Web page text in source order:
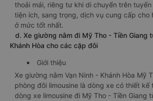
thoải mái, riêng tư khi di chuyển trên
tiện ích, sang trọng, dịch vụ cung cấp cho
ở mức tốt nhất.
d. Xe giường nằm đi Mỹ Tho - Tiền Giang
Khánh Hòa cho các cặp đôi
Giới thiệu
Xe giường nằm Vạn Ninh - Khánh Hòa Mỹ
phòng đôi limousine là dòng xe có thiết
dòng xe limousine đi Mỹ Tho - Tiền Giang